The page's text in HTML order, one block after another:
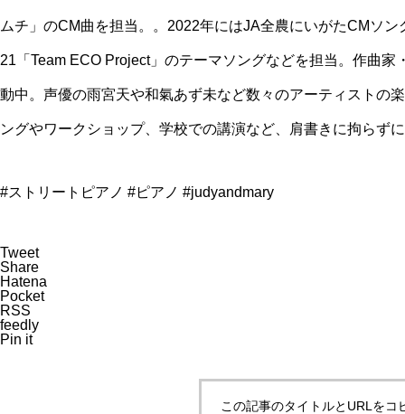
ムチ」のCM曲を担当。。2022年にはJA全農にいがたCMソ
21「Team ECO Project」のテーマソングなどを担当。作曲
動中。声優の雨宮天や和氣あず未など数々のアーティストの
ングやワークショップ、学校での講演など、肩書きに拘らず
#ストリートピアノ #ピアノ #judyandmary
Tweet
Share
Hatena
Pocket
RSS
feedly
Pin it
この記事のタイトルとURLをコ